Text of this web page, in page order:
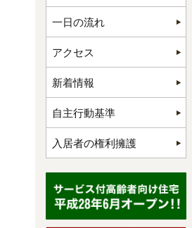
一日の流れ
アクセス
新着情報
自主行動基準
入居者の権利擁護